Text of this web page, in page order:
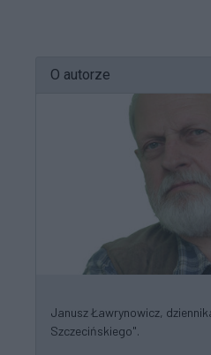
O autorze
Janusz Ławrynowicz,
Szczecińskiego".